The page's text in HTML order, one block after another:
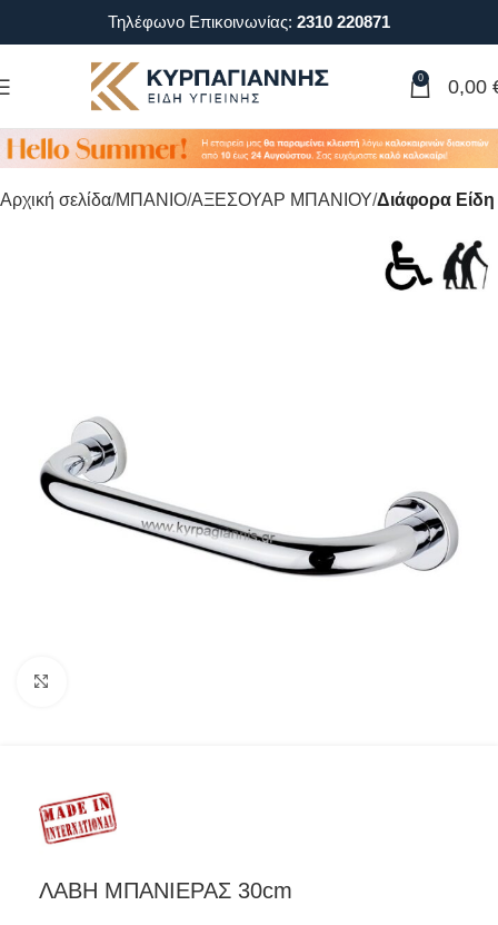
Τηλέφωνο Επικοινωνίας: 2310 220871
0 0,00
Αρχική σελίδα ΜΠΑΝΙΟ ΑΞΕΣΟΥΑΡ ΜΠΑΝΙΟΥ Διάφορα Είδη
ΛΑΒΗ ΜΠΑΝΙΕΡΑΣ 30cm